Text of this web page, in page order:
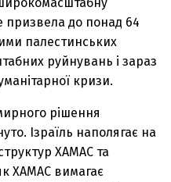
призвела до понад 64
палестинських
руйнувань і зараз
кризи.
рішення
Ізраїль наполягає на
ХАМАС та
ХАМАС вимагає